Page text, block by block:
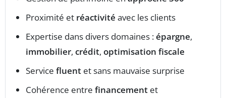
Proximité et réactivité avec les clients
Expertise dans divers domaines :épargne,
immobilier, crédit, optimisation fiscale
Service fluent et sans mauvaise surprise
Cohérence entre financement et